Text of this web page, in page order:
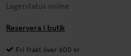
Lagerstatus online
Reservera i butik
Fri frakt över 600 kr